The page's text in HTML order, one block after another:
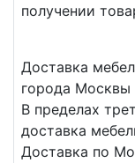
получении
Доставка
города Москвы
В пределах
доставка
Доставка по